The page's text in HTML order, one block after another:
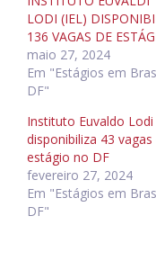
LODI (IEL)
136 VAGAS DE
maio 27, 2024
Em "Estágios em
DF"
Instituto Euvaldo Lodi
disponibiliza 43 vagas
estágio no DF
fevereiro 27, 2024
Em "Estágios em
DF"